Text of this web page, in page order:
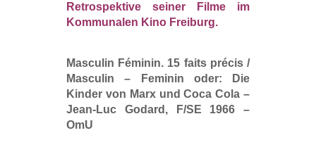
Retrospektive seiner Filme im
Kommunalen Kino Freiburg.
Masculin Féminin. 15 faits précis /
Masculin – Feminin oder: Die
Kinder von Marx und Coca Cola –
Jean-Luc Godard, F/SE 1966 –
OmU